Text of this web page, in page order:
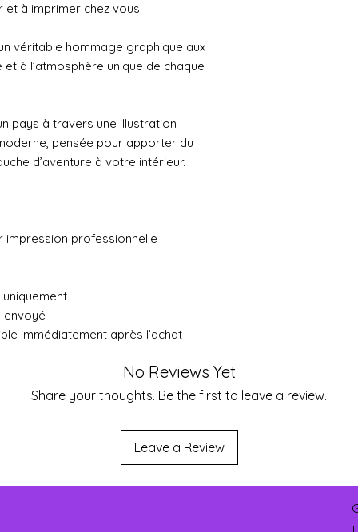
à imprimer chez vous.
véritable hommage graphique aux
à l’atmosphère unique de chaque
pays à travers une illustration
pensée pour apporter du
d’aventure à votre intérieur.
impression professionnelle
uniquement
envoyé
immédiatement après l’achat
No Reviews Yet
Share your thoughts. Be the first to leave a review.
Leave a Review